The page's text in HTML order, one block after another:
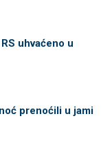
uhvaćeno u
prenoćili u jami